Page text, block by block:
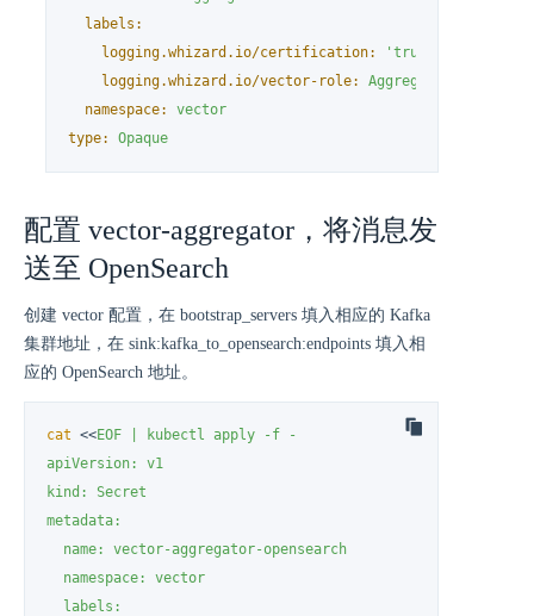
labels:
logging.whizard.io/certification:
'true'
logging.whizard.io/vector-role:
Aggregator
namespace:
vector
type:
Opaque
配置 vector-aggregator，将消息发
送至 OpenSearch
创建 vector 配置，在 bootstrap_servers 填入相应的 Kafka
集群地址，在 sink:kafka_to_opensearch:endpoints 填入相
应的 OpenSearch 地址。
cat <<EOF | kubectl apply -f -
apiVersion: v1
kind: Secret
metadata:
  name: vector-aggregator-opensearch
  namespace: vector
  labels: